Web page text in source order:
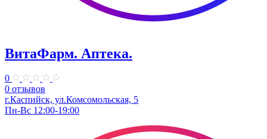
ВитаФарм. Аптека.
0
0 отзывов
г.Каспийск, ​ул.Комсомольская, 5
Пн-Вс 12:00-19:00